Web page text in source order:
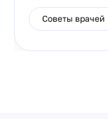
Советы врачей